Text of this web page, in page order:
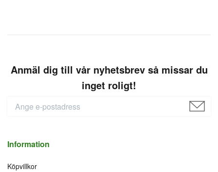
Anmäl dig till vår nyhetsbrev så missar du
inget roligt!
Information
Köpvillkor